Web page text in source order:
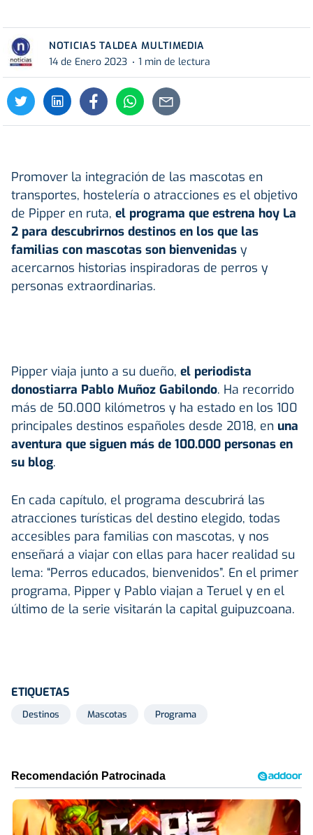
NOTICIAS TALDEA MULTIMEDIA
14 de Enero 2023
1 min de lectura
Promover la integración de las mascotas en
transportes, hostelería o atracciones es el objetivo
de Pipper en ruta, el programa que estrena hoy La
2 para descubrirnos destinos en los que las
familias con mascotas son bienvenidas y
acercarnos historias inspiradoras de perros y
personas extraordinarias.
Pipper viaja junto a su dueño, el periodista
donostiarra Pablo Muñoz Gabilondo. Ha recorrido
más de 50.000 kilómetros y ha estado en los 100
principales destinos españoles desde 2018, en una
aventura que siguen más de 100.000 personas en
su blog.
En cada capítulo, el programa descubrirá las
atracciones turísticas del destino elegido, todas
accesibles para familias con mascotas, y nos
enseñará a viajar con ellas para hacer realidad su
lema: “Perros educados, bienvenidos”. En el primer
programa, Pipper y Pablo viajan a Teruel y en el
último de la serie visitarán la capital guipuzcoana.
ETIQUETAS
Destinos Mascotas Programa